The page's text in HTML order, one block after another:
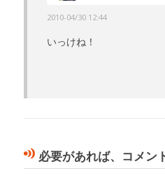
2010-04/30 12:44
いっけね！
必要があれば、コメン